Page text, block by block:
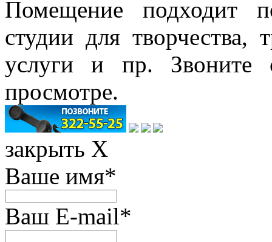
Помещение подходит
студии для творчества,
услуги и пр.
просмотре.
закрыть X
Ваше имя*
Ваш E-mail*